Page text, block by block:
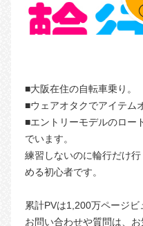
■大阪在住の自転車乗り。
■ウェアオタクでアイテム
■エントリーモデルのロー
でいます。
練習しないのに輪行だけ
める初心者です。
累計PVは1,200万ページビ
お問い合わせや質問は、